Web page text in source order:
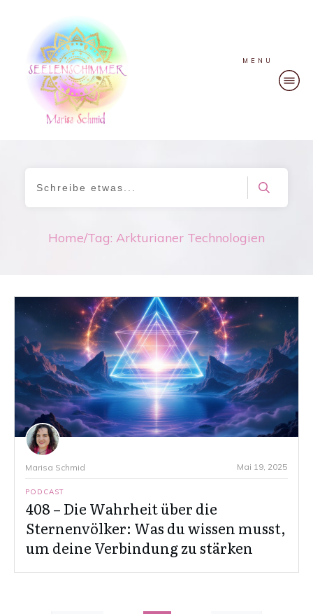
MENU
Home/Tag: Arkturianer Technologien
Marisa Schmid Mai 19, 2025
PODCAST
408 – Die Wahrheit über die
Sternenvölker: Was du wissen musst,
um deine Verbindung zu stärken